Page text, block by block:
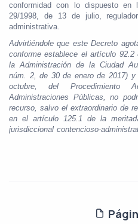
conformidad con lo dispuesto
29/1998, de 13 de julio,
administrativa.
Advirtiéndole que este Decreto
conforme establece el artículo
la Administración de la Ciudad
núm. 2, de 30 de enero de 2017)
octubre, del Procedimiento
Administraciones Públicas, no
recurso, salvo el extraordinario de
en el artículo 125.1 de la
jurisdiccional contencioso-